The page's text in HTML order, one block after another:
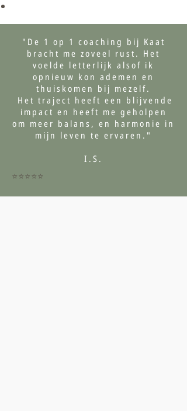
"De 1 op 1 coaching bij Kaat
bracht me zoveel rust. Het
voelde letterlijk alsof ik
opnieuw kon ademen en
thuiskomen bij mezelf.
Het traject heeft een blijvende
impact en heeft me geholpen
om meer balans, en harmonie in
mijn leven te ervaren."
I.S.
⭐⭐⭐⭐⭐